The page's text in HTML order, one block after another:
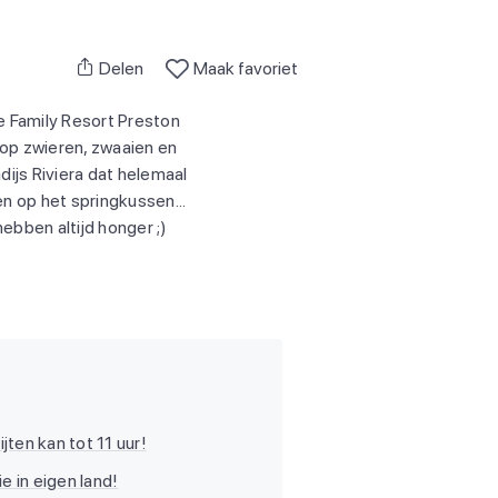
Delen Maak favoriet
Resort Preston
zwieren, zwaaien en
Riviera dat helemaal
op het springkussen...
altijd honger ;)
kan tot 11 uur!
in eigen land!